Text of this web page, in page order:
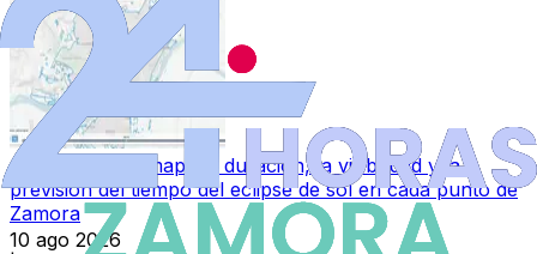
Consulta en el mapa la duración, la visibilidad y la
previsión del tiempo del eclipse de sol en cada punto de
Zamora
10 ago 2026